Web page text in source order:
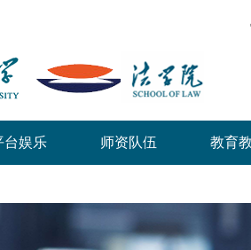
台娱乐 师资队伍 教育